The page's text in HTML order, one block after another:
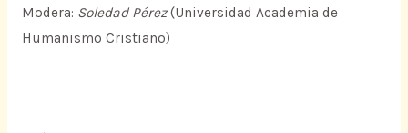
Modera: Soledad Pérez(Universidad Academia de
Humanismo Cristiano)